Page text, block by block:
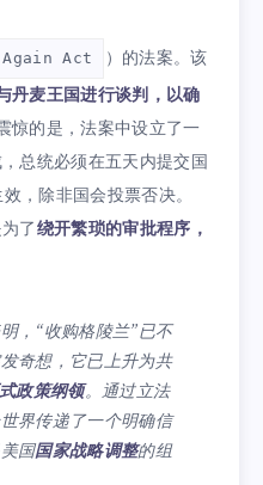
Act
）的法案。该
丹麦王国进行谈判，以确
惊的是，法案中设立了一
总统必须在五天内提交国
，除非国会投票否决。
了绕开繁琐的审批程序，
，“收购格陵兰”已不
奇想，它已上升为共
政策纲领。通过立法
界传递了一个明确信
国国家战略调整的组